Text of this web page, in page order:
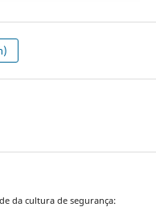
da cultura de segurança: